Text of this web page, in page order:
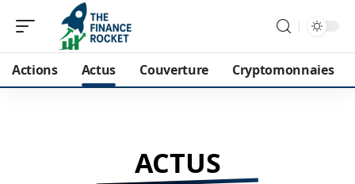
Actions Actus Couverture Cryptomonnaies
ACTUS